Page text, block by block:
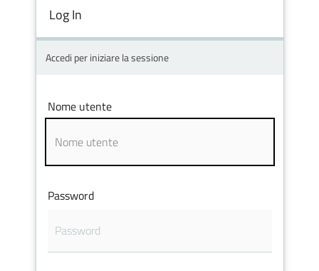
Amministrazione
Novità
Servizi
PNRR
Log In
Accedi per iniziare la sessione
Nome utente
Password